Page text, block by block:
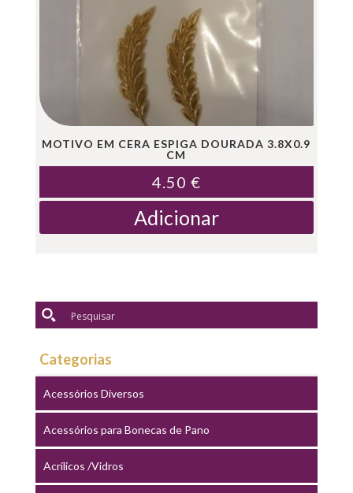
MOTIVO EM CERA ESPIGA DOURADA 3.8X0.9
CM
4.50 €
Adicionar
Categorias
Acessórios Diversos
Acessórios para Bonecas de Pano
Acrílicos /Vidros